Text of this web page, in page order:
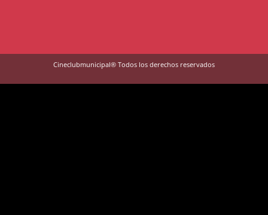
Cineclubmunicipal® Todos los derechos reservados